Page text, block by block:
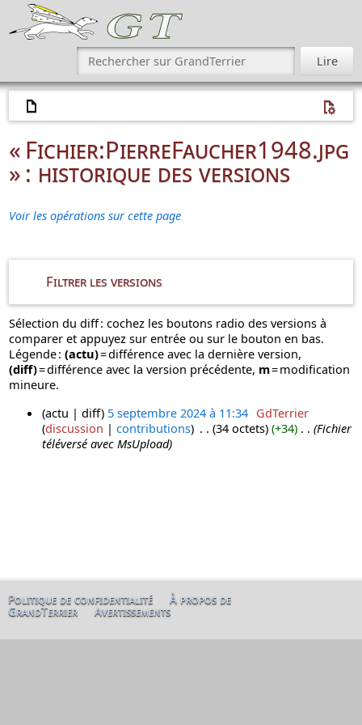
« Fichier:PierreFaucher1948.jpg
» : historique des versions
Voir les opérations sur cette page
Filtrer les versions
Sélection du diff : cochez les boutons radio des versions à
comparer et appuyez sur entrée ou sur le bouton en bas.
Légende : (actu)= différence avec la dernière version,
(diff)= différence avec la version précédente, m= modification
mineure.
e
2
0
actu diff 5 septembre 2024 à 11:34‎ GdTerrier
discussion
contributions 34 octets +34 ‎
Fichier
téléversé avec MsUpload
Politique de confidentialité À propos de
GrandTerrier Avertissements